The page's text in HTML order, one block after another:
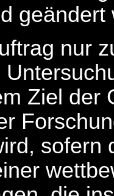
geändert
nur
Ziel der
sofern